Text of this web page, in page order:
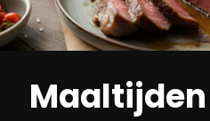
Maaltijden